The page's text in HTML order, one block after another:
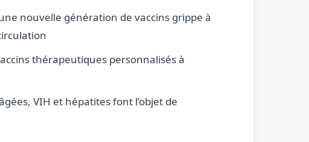
nouvelle génération de vaccins grippe à
thérapeutiques personnalisés à
VIH et hépatites font l’objet de